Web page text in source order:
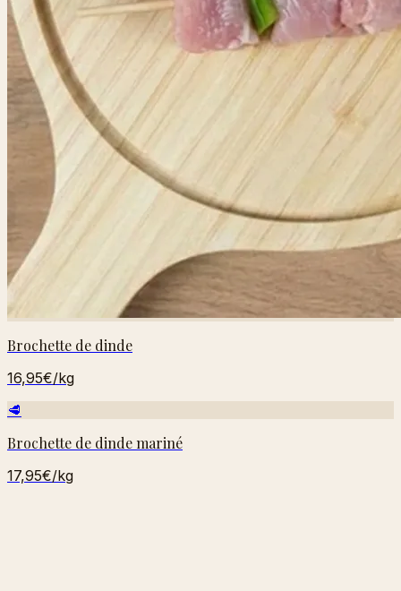
Brochette de dinde
16,95€/kg
🥩
Brochette de dinde mariné
17,95€/kg